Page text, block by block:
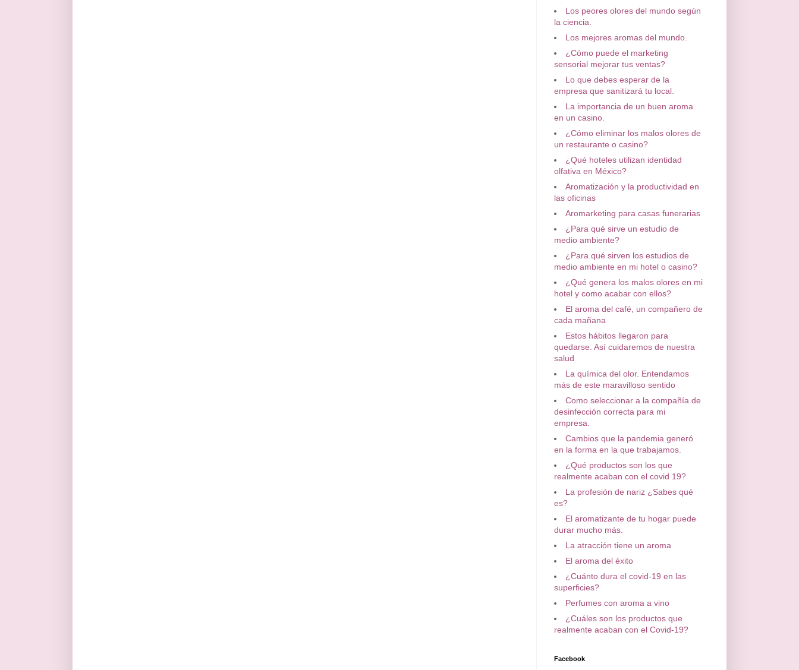
Los peores olores del mundo según
la ciencia.
Los mejores aromas del mundo.
¿Cómo puede el marketing
sensorial mejorar tus ventas?
Lo que debes esperar de la
empresa que sanitizará tu local.
La importancia de un buen aroma
en un casino.
¿Cómo eliminar los malos olores de
un restaurante o casino?
¿Qué hoteles utilizan identidad
olfativa en México?
Aromatización y la productividad en
las oficinas
Aromarketing para casas funerarias
¿Para qué sirve un estudio de
medio ambiente?
¿Para qué sirven los estudios de
medio ambiente en mi hotel o casino?
¿Qué genera los malos olores en mi
hotel y como acabar con ellos?
El aroma del café, un compañero de
cada mañana
Estos hábitos llegaron para
quedarse. Así cuidaremos de nuestra
salud
La química del olor. Entendamos
más de este maravilloso sentido
Como seleccionar a la compañía de
desinfección correcta para mi
empresa.
Cambios que la pandemia generó
en la forma en la que trabajamos.
¿Qué productos son los que
realmente acaban con el covid 19?
La profesión de nariz ¿Sabes qué
es?
El aromatizante de tu hogar puede
durar mucho más.
La atracción tiene un aroma
El aroma del éxito
¿Cuánto dura el covid-19 en las
superficies?
Perfumes con aroma a vino
¿Cuáles son los productos que
realmente acaban con el Covid-19?
Facebook